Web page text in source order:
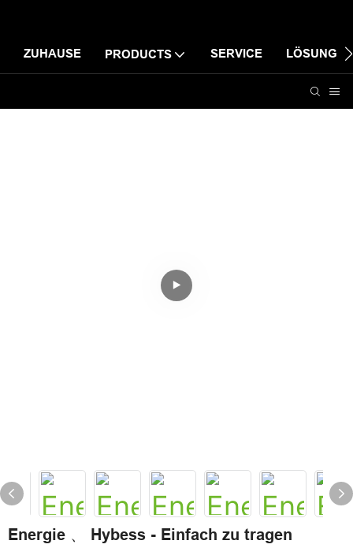
ZUHAUSE PRODUCTS SERVICE LÖSUNG
Energie 、 Hybess - Einfach zu tragen